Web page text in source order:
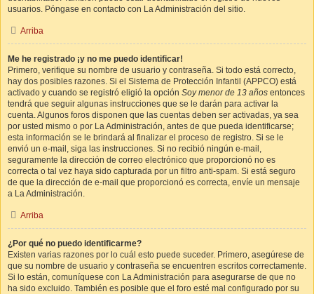
usuarios. Póngase en contacto con La Administración del sitio.
Arriba
Me he registrado ¡y no me puedo identificar!
Primero, verifique su nombre de usuario y contraseña. Si todo está correcto,
hay dos posibles razones. Si el Sistema de Protección Infantil (APPCO) está
activado y cuando se registró eligió la opción Soy menor de 13 años entonces
tendrá que seguir algunas instrucciones que se le darán para activar la
cuenta. Algunos foros disponen que las cuentas deben ser activadas, ya sea
por usted mismo o por La Administración, antes de que pueda identificarse;
esta información se le brindará al finalizar el proceso de registro. Si se le
envió un e-mail, siga las instrucciones. Si no recibió ningún e-mail,
seguramente la dirección de correo electrónico que proporcionó no es
correcta o tal vez haya sido capturada por un filtro anti-spam. Si está seguro
de que la dirección de e-mail que proporcionó es correcta, envíe un mensaje
a La Administración.
Arriba
¿Por qué no puedo identificarme?
Existen varias razones por lo cuál esto puede suceder. Primero, asegúrese de
que su nombre de usuario y contraseña se encuentren escritos correctamente.
Si lo están, comuníquese con La Administración para asegurarse de que no
ha sido excluido. También es posible que el foro esté mal configurado por su